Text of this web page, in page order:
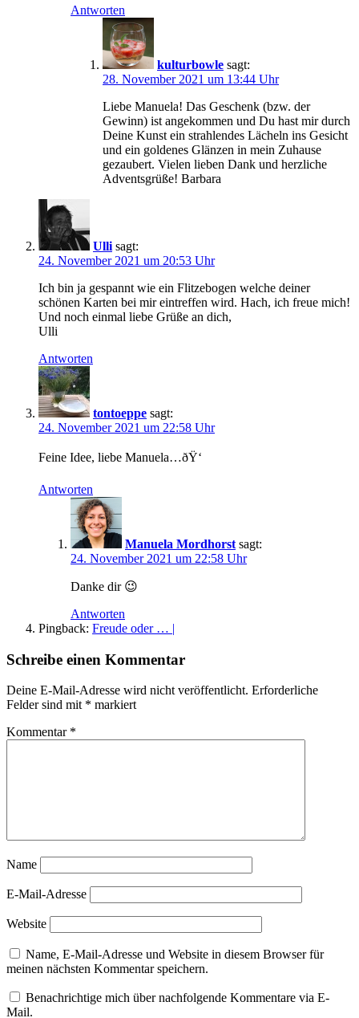
Antworten
kulturbowle sagt:
28. November 2021 um 13:44 Uhr
Liebe Manuela! Das Geschenk (bzw. der
Gewinn) ist angekommen und Du hast mir durch
Deine Kunst ein strahlendes Lächeln ins Gesicht
und ein goldenes Glänzen in mein Zuhause
gezaubert. Vielen lieben Dank und herzliche
Adventsgrüße! Barbara
Ulli sagt:
24. November 2021 um 20:53 Uhr
Ich bin ja gespannt wie ein Flitzebogen welche deiner
schönen Karten bei mir eintreffen wird. Hach, ich freue mich!
Und noch einmal liebe Grüße an dich,
Ulli
Antworten
tontoeppe sagt:
24. November 2021 um 22:58 Uhr
Feine Idee, liebe Manuela…ðŸ‘
Antworten
Manuela Mordhorst sagt:
24. November 2021 um 22:58 Uhr
Danke dir 😉
Antworten
Pingback: Freude oder … |
Schreibe einen Kommentar
Deine E-Mail-Adresse wird nicht veröffentlicht. Erforderliche
Felder sind mit * markiert
Kommentar *
Name
E-Mail-Adresse
Website
Name, E-Mail-Adresse und Website in diesem Browser für
meinen nächsten Kommentar speichern.
Benachrichtige mich über nachfolgende Kommentare via E-
Mail.